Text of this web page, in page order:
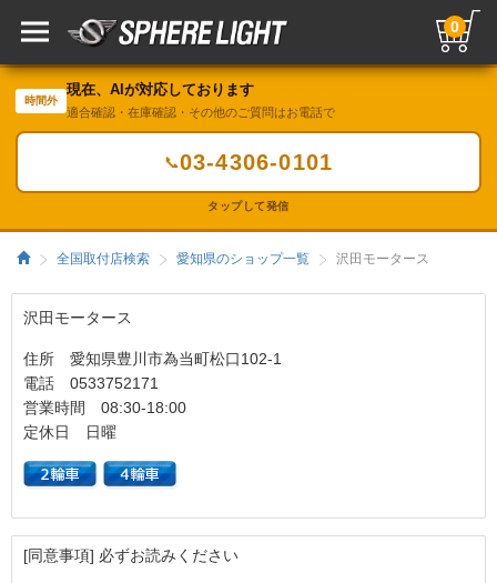
0
時間外
現在、AIが対応しております
適合確認・在庫確認・その他のご質問はお電話で
📞03-4306-0101
タップして発信
全国取付店検索 愛知県のショップ一覧 沢田モータース
沢田モータース
住所 愛知県豊川市為当町松口102-1
電話 0533752171
営業時間 08:30-18:00
定休日 日曜
[同意事項] 必ずお読みください